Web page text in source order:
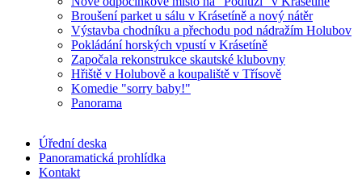
Broušení parket u sálu v Krásetíně a nový nátěr
Výstavba chodníku a přechodu pod nádražím Holubov
Pokládání horských vpustí v Krásetíně
Započala rekonstrukce skautské klubovny
Hřiště v Holubově a koupaliště v Třísově
Komedie "sorry baby!"
Panorama
Úřední deska
Panoramatická prohlídka
Kontakt